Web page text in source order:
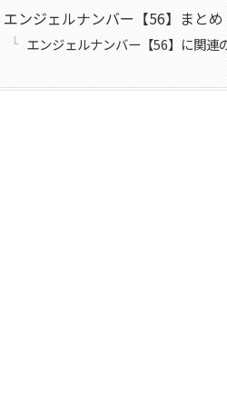
エンジェルナンバー【56】まとめ
エンジェルナンバー【56】に関連